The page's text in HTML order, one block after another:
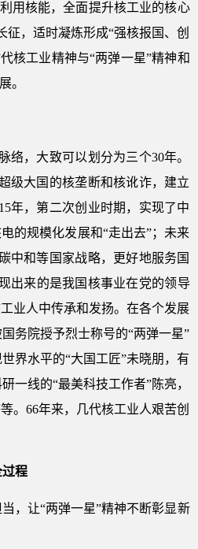
用核能，全面提升核工业的核心
，适时凝炼形成“强核报国、创
核工业精神与“两弹一星”精神和
。
，大致可以划分为三个30年。
级大国的核垄断和核讹诈，建立
年，第二次创业时期，实现了中
的规模化发展和“走出去”；未来
中和等国家战略，更好地服务国
出来的是我国核事业在党的领导
业人中传承和发扬。在各个发展
务院授予烈士称号的“两弹一星”
界水平的“大国工匠”未晓朋，有
一线的“最美科技工作者”陈亮，
。66年来，几代核工业人艰苦创
程
，让“两弹一星”精神不断彰显新